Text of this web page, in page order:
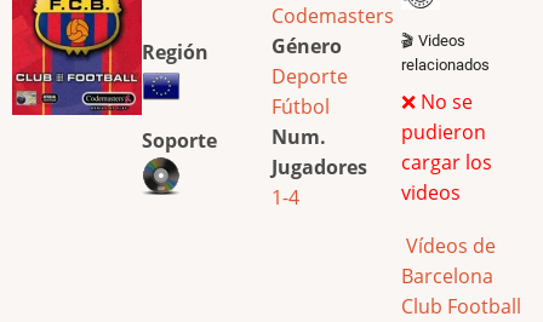
Región
Soporte
Codemasters
Género
Deporte
Fútbol
Num.
Jugadores
1-4
🎬 Videos
relacionados
❌ No se
pudieron
cargar los
videos
Vídeos de
Barcelona
Club Football